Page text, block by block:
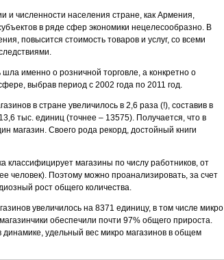
и численности населения стране, как Армения,
в ряде сфер экономики нецелесообразно. В
повысится стоимость товаров и услуг, со всеми
именно о розничной торговле, а конкретно о
выбрав период с 2002 года по 2011 год.
в стране увеличилось в 2,6 раза (!), составив в
тыс. единиц (точнее – 13575). Получается, что в
магазин. Своего рода рекорд, достойный книги
классифицирует магазины по числу работников, от
человек). Поэтому можно проанализировать, за счет
рост общего количества.
увеличилось на 8371 единицу, в том числе микро
обеспечили почти 97% общего прироста.
удельный вес микро магазинов в общем